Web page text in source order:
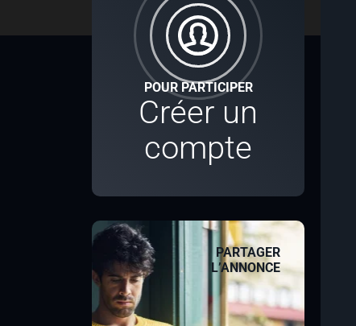
POUR PARTICIPER
Créer un
compte
PARTAGER
L’ANNONCE